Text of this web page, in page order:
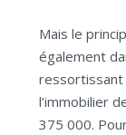
Mais le
également
l’immobilier
375 000.